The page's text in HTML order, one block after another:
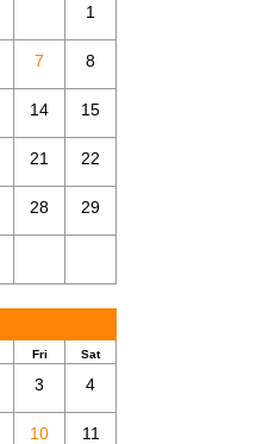
1
7 8
14 15
21 22
28 29
Fri Sat
3 4
10 11